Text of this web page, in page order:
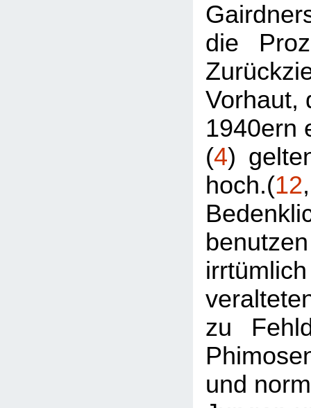
die
Vorhaut,
1940ern
(4)
hoch.(12
zu
und